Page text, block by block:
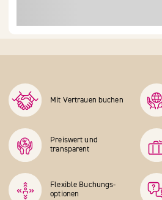
Mit Vertrauen buchen
Preiswert und
transparent
Flexible Buchungs­
optionen